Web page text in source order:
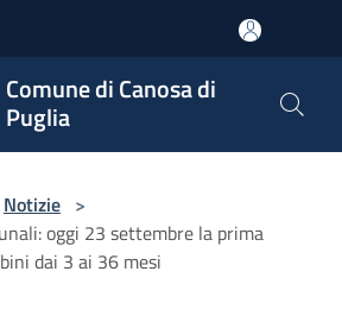
Comune di Canosa di
Puglia
Notizie >
oggi 23 settembre la prima
dai 3 ai 36 mesi